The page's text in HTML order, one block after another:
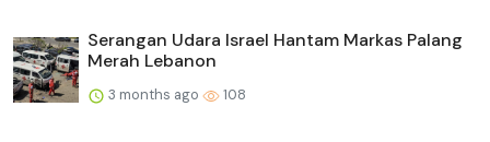
Serangan Udara Israel Hantam Markas Palang
Merah Lebanon
3 months ago 108